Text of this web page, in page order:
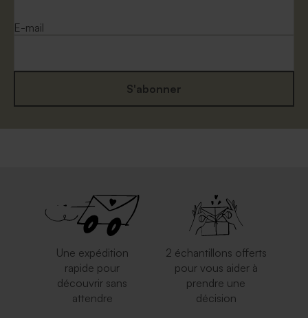
E-mail
S'abonner
Une expédition
rapide pour
découvrir sans
attendre
2 échantillons offerts
pour vous aider à
prendre une
décision